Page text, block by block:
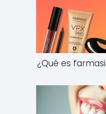
¿Qué es